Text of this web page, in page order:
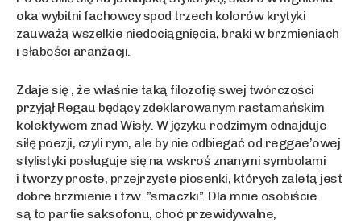
oka wybitni fachowcy spod trzech kolorów krytyki
zauważą wszelkie niedociągnięcia, braki w brzmieniach
i słabości aranżacji.
Zdaje się , że właśnie taką filozofię swej twórczości
przyjął Regau będący zdeklarowanym rastamańskim
kolektywem znad Wisły. W języku rodzimym odnajduje
siłę poezji, czyli rym, ale by nie odbiegać od reggae’owej
stylistyki posługuje się na wskroś znanymi symbolami
i tworzy proste, przejrzyste piosenki, których zaletą jest
dobre brzmienie i tzw. ”smaczki”. Dla mnie osobiście
są to partie saksofonu, choć przewidywalne,